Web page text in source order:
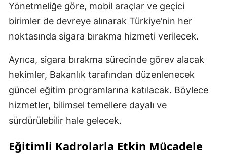
Yönetmeliğe göre, mobil araçlar ve geçici
birimler de devreye alınarak Türkiye’nin her
noktasında sigara bırakma hizmeti verilecek.
Ayrıca, sigara bırakma sürecinde görev alacak
hekimler, Bakanlık tarafından düzenlenecek
güncel eğitim programlarına katılacak. Böylece
hizmetler, bilimsel temellere dayalı ve
sürdürülebilir hale gelecek.
Eğitimli Kadrolarla Etkin Mücadele